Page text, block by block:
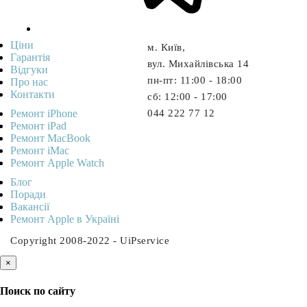
м. Київ,
вул. Михайлівська 14
пн-пт: 11:00 - 18:00
cб: 12:00 - 17:00
044 222 77 12
Ціни
Гарантія
Відгуки
Про нас
Контакти
Ремонт iPhone
Ремонт iPad
Ремонт MacBook
Ремонт iMac
Ремонт Apple Watch
Блог
Поради
Вакансії
Ремонт Apple в Україні
Copyright 2008-2022 - UiPservice
×
Поиск по сайту